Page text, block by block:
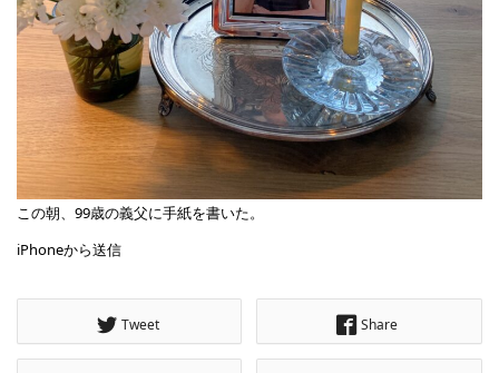
この朝、99歳の義父に手紙を書いた。
iPhoneから送信
Tweet Share